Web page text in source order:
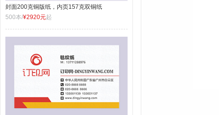
封面200克铜版纸，内页157克双铜纸
500本/¥2920元起